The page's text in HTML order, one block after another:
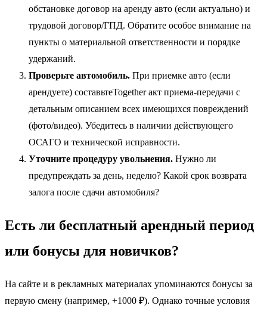
обстановке договор на аренду авто (если актуально) и
трудовой договор/ГПД. Обратите особое внимание на
пункты о материальной ответственности и порядке
удержаний.
Проверьте автомобиль. При приемке авто (если
арендуете) составьтеTogether акт приема-передачи с
детальным описанием всех имеющихся повреждений
(фото/видео). Убедитесь в наличии действующего
ОСАГО и технической исправности.
Уточните процедуру увольнения. Нужно ли
предупреждать за день, неделю? Какой срок возврата
залога после сдачи автомобиля?
Есть ли бесплатный арендный период
или бонусы для новичков?
На сайте и в рекламных материалах упоминаются бонусы за
первую смену (например, +1000 ₽). Однако точные условия